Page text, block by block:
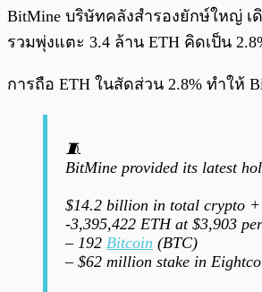
พร้อมเล่น
BitMine บริษัทคลังสำรองยักษ์ใหญ่ เ
รวมพุ่งแตะ 3.4 ล้าน ETH คิดเป็น
การถือ ETH ในสัดส่วน 2.8% ทำให้
🧵
BitMine provided its latest
$14.2 billion in total crypto
-3,395,422 ETH at $3,903
– 192 Bitcoin (BTC)
– $62 million stake in